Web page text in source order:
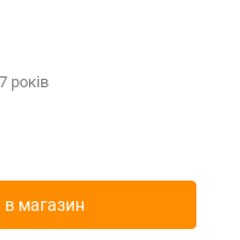
років
в магазин